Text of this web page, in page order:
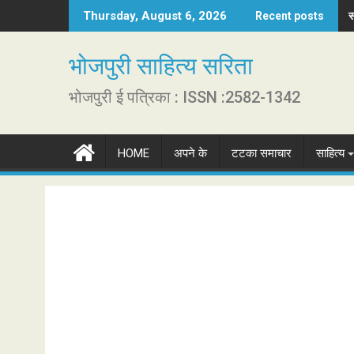
k
t
Thursday, August 6, 2026 Recent posts
भोजपुरी साहित्य सरिता
भोजपुरी ई पत्रिका : ISSN :2582-1342
HOME अपने के टटका समाचार साहित्य